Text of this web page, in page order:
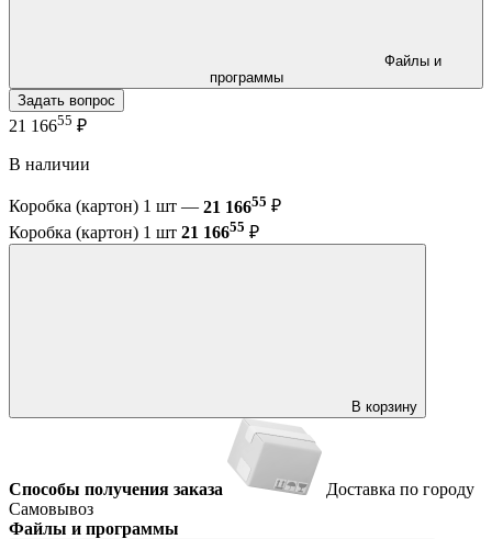
программы
Задать вопрос
21 16655 ₽
В наличии
Коробка (картон) 1 шт — 21 16655 ₽
Коробка (картон) 1 шт 21 16655 ₽
В корзину
Способы получения заказа
Доставка по городу
Самовывоз
Файлы и программы